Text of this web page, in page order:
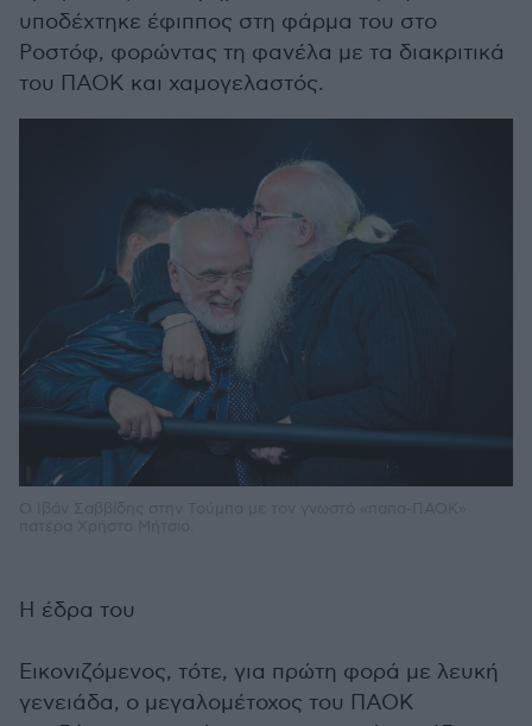
υποδέχτηκε έφιππος στη φάρμα του στο
Ροστόφ, φορώντας τη φανέλα με τα διακριτικά
του ΠΑΟΚ και χαμογελαστός.
Η έδρα του
Εικονιζόμενος, τότε, για πρώτη φορά με λευκή
γενειάδα, ο μεγαλομέτοχος του ΠΑΟΚ